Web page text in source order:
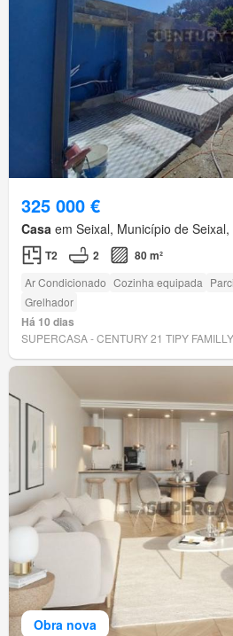
325 000 €
Casa em Seixal, Município de
T2 2 80 m²
Ar Condicionado Cozinha equipada
Grelhador
Há 10 dias
SUPERCASA - CENTURY 21 TIPY
Obra nova